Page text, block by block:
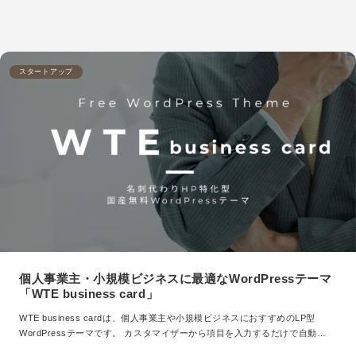
スタートアップ
個人事業主・小規模ビジネスに最適なWordPressテーマ
「WTE business card」
WTE business cardは、個人事業主や小規模ビジネスにおすすめのLP型
WordPressテーマです。 カスタマイザーから項目を入力するだけで自動…